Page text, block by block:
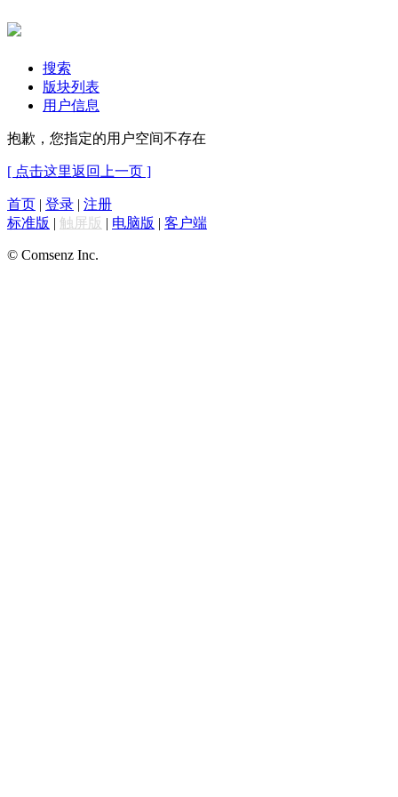
搜索
版块列表
用户信息
抱歉，您指定的用户空间不存在
[ 点击这里返回上一页 ]
首页 | 登录 | 注册
标准版 | 触屏版 | 电脑版 | 客户端
© Comsenz Inc.